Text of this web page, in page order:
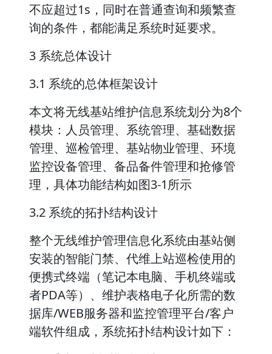
不应超过1s，同时在普通查询和频繁查
询的条件，都能满足系统时延要求。
3 系统总体设计
3.1 系统的总体框架设计
本文将无线基站维护信息系统划分为8个
模块：人员管理、系统管理、基础数据
管理、巡检管理、基站物业管理、环境
监控设备管理、备品备件管理和抢修管
理，具体功能结构如图3-1所示
3.2 系统的拓扑结构设计
整个无线维护管理信息化系统由基站侧
安装的智能门禁、代维上站巡检使用的
便携式终端（笔记本电脑、手机终端或
者PDA等）、维护表格电子化所需的数
据库/WEB服务器和监控管理平台/客户
端软件组成，系统拓扑结构设计如下：